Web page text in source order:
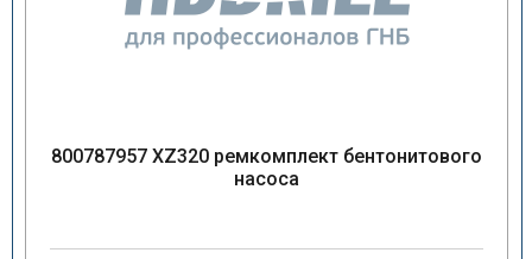
800787957 XZ320 ремкомплект бентонитового
насоса